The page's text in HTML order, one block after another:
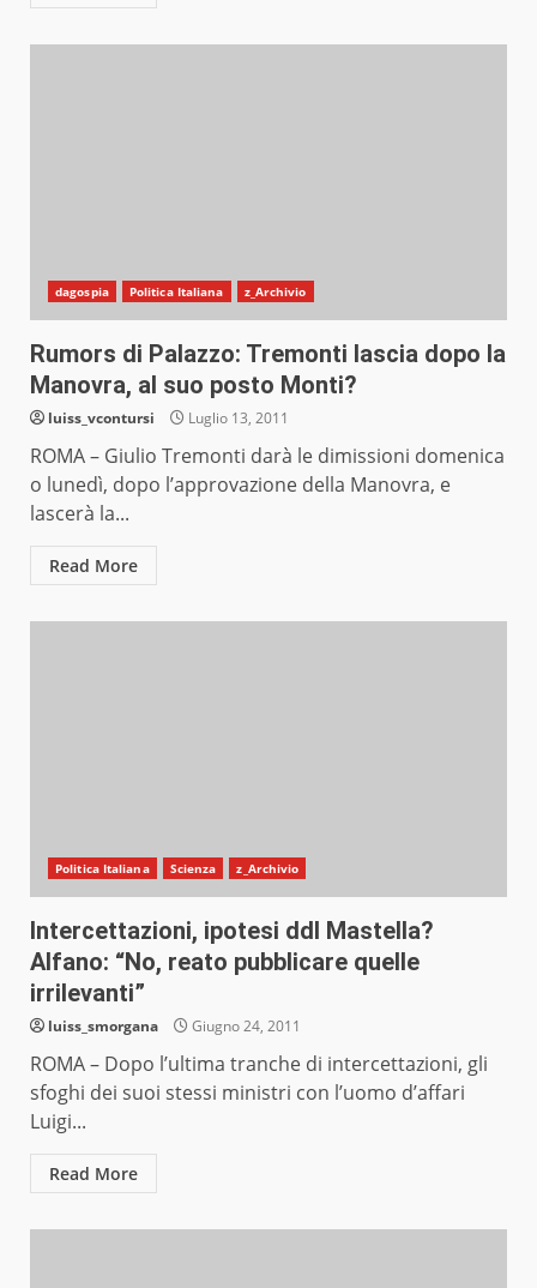
dagospia Politica Italiana z_Archivio
Rumors di Palazzo: Tremonti lascia dopo la
Manovra, al suo posto Monti?
luiss_vcontursi Luglio 13, 2011
ROMA – Giulio Tremonti darà le dimissioni domenica
o lunedì, dopo l’approvazione della Manovra, e
lascerà la...
Read More
Politica Italiana Scienza z_Archivio
Intercettazioni, ipotesi ddl Mastella?
Alfano: “No, reato pubblicare quelle
irrilevanti”
luiss_smorgana Giugno 24, 2011
ROMA – Dopo l’ultima tranche di intercettazioni, gli
sfoghi dei suoi stessi ministri con l’uomo d’affari
Luigi...
Read More